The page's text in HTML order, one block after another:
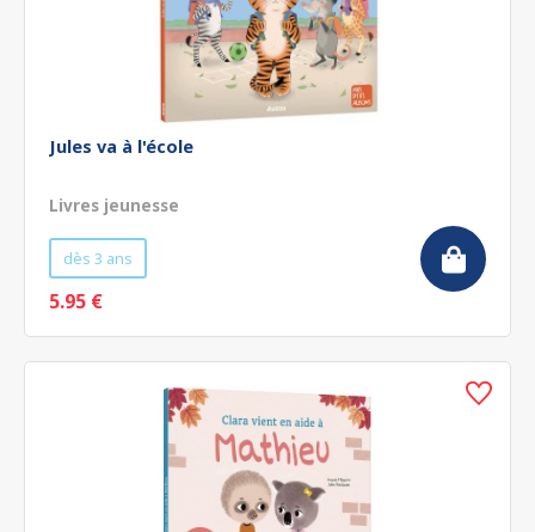
Jules va à l'école
Livres jeunesse
dès 3 ans
5.95 €